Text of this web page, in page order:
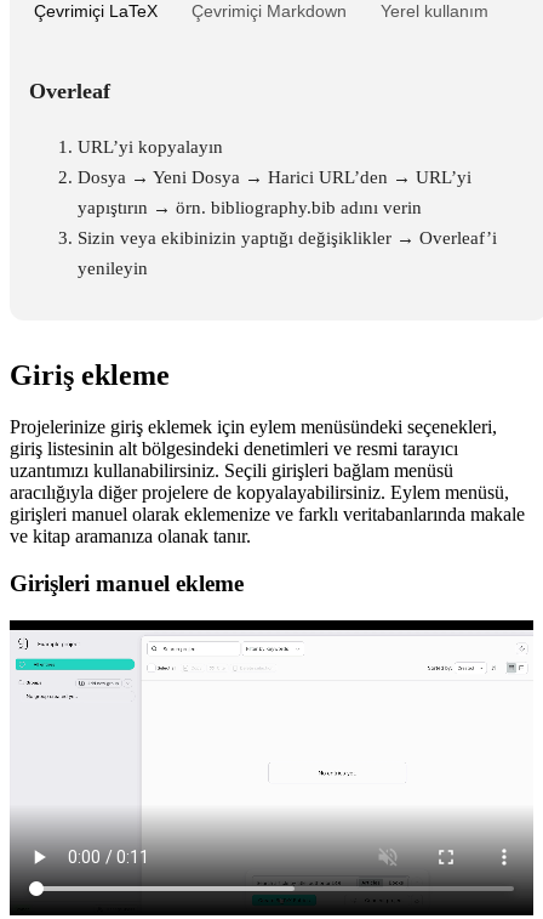
Çevrimiçi LaTeX Çevrimiçi Markdown Yerel kullanım
Overleaf
URL’yi kopyalayın
Dosya → Yeni Dosya → Harici URL’den → URL’yi
yapıştırın → örn. bibliography.bib adını verin
Sizin veya ekibinizin yaptığı değişiklikler → Overleaf’i
yenileyin
Giriş ekleme
Projelerinize giriş eklemek için eylem menüsündeki seçenekleri,
giriş listesinin alt bölgesindeki denetimleri ve resmi tarayıcı
uzantımızı kullanabilirsiniz. Seçili girişleri bağlam menüsü
aracılığıyla diğer projelere de kopyalayabilirsiniz. Eylem menüsü,
girişleri manuel olarak eklemenize ve farklı veritabanlarında makale
ve kitap aramanıza olanak tanır.
Girişleri manuel ekleme